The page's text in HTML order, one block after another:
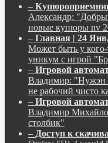
–
Александр:
новые купюры nv
– Главная | 24
Может быть у кого-
уникум с игрой
– Игровой
Владимир: "Нужэн
не рабочий чисто
– Игровой
Владимир
столбик"
– Доступ к